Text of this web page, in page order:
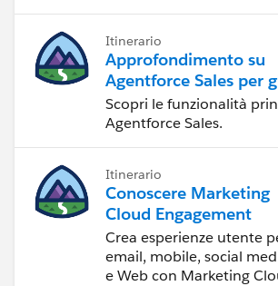
Itinerario
Approfondimento su
Agentforce Sales per
amministratori
Scopri le funzionalità
Agentforce Sales.
Itinerario
Conoscere Marketing
Cloud Engagement
Crea esperienze utente
email, mobile, social
e Web con Marketing